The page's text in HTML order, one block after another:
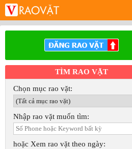
TÌM RAO VẶT
Chọn mục rao vặt:
Nhập rao vặt muốn tìm:
hoặc Xem rao vặt theo ngày: